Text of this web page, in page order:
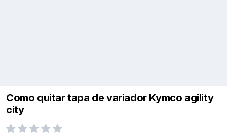
Como quitar tapa de variador Kymco agility
city